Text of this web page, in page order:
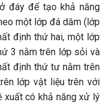
đáy để tạo khả năng
một lớp đá dăm (lớp
định thứ hai, một lớp
3 nằm trên lớp sỏi và
định thứ tư nằm trên
lớp vật liệu trên với
xuất có khả năng xử lý